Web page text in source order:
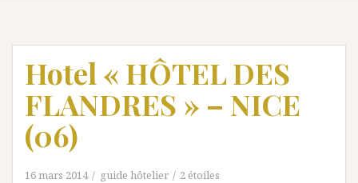
Hotel « HÔTEL DES
FLANDRES » – NICE
(06)
16 mars 2014 guide hôtelier 2 étoiles